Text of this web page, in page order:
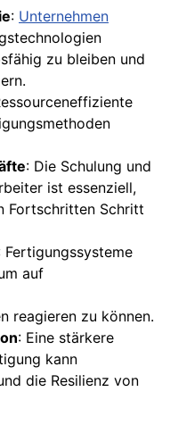
: Unternehmen
zu bleiben und
: Die Schulung und
ist essenziell,
Fortschritten Schritt
Fertigungssysteme
auf
reagieren zu können.
: Eine stärkere
kann
die Resilienz von